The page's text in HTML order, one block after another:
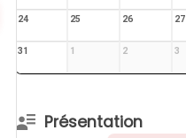
24 25 26 27
31 1 2 3
Présentation